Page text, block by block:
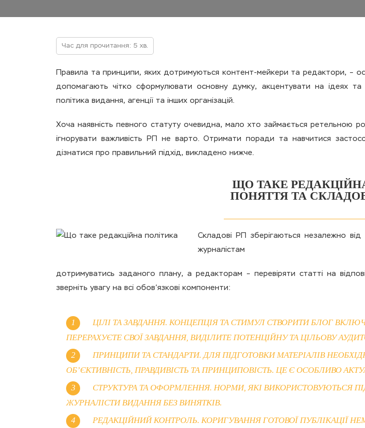
Час для прочитання: 5 хв.
Правила та принципи, яких дотримуються контент-мейкери та редактори, –
допомагають чітко сформулювати основну думку, акцентувати на ідеях
політика видання, агенції та інших організацій.
Хоча наявність певного статуту очевидна, мало хто займається ретельною
ігнорувати важливість РП не варто. Отримати поради та навчитися
дізнатися про правильний підхід, викладено нижче.
ЩО ТАКЕ
ПОНЯТТЯ ТА
Складові РП зберігаються незалежно від
журналістам
дотримуватись заданого плану, а редакторам – перевіряти статті на
зверніть увагу на всі обов’язкові компоненти:
ЦІЛІ ТА ЗАВДАННЯ. КОНЦЕПЦІЯ ТА СТИМУЛ СТВОРИТИ БЛОГ
ПЕРЕРАХУЄТЕ СВОЇ ЗАВДАННЯ, ВИДІЛИТЕ ПОТЕНЦІЙНУ ТА ЦІЛЬОВУ
ПРИНЦИПИ ТА СТАНДАРТИ. ДЛЯ ПІДГОТОВКИ МАТЕРІАЛІВ
ОБ’ЄКТИВНІСТЬ, ПРАВДИВІСТЬ ТА ПРИНЦИПОВІСТЬ. ЦЕ Є ОСОБЛИВО
СТРУКТУРА ТА ОФОРМЛЕННЯ. НОРМИ, ЯКІ ВИКОРИСТОВУЮТЬСЯ
ЖУРНАЛІСТИ ВИДАННЯ БЕЗ ВИНЯТКІВ.
РЕДАКЦІЙНИЙ КОНТРОЛЬ. КОРИГУВАННЯ ГОТОВОЇ ПУБЛІКАЦІЇ